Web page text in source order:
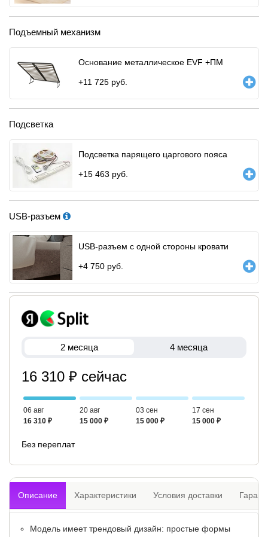
Подъемный механизм
Основание металлическое EVF +ПМ
+11 725 руб.
Подсветка
Подсветка парящего царгового пояса
+15 463 руб.
USB-разъем
USB-разъем с одной стороны кровати
+4 750 руб.
2 месяца 4 месяца
16 310 ₽ сейчас
06 авг
16 310 ₽
20 авг
15 000 ₽
03 сен
15 000 ₽
17 сен
15 000 ₽
Без переплат
Описание Характеристики Условия доставки
Модель имеет трендовый дизайн: простые формы